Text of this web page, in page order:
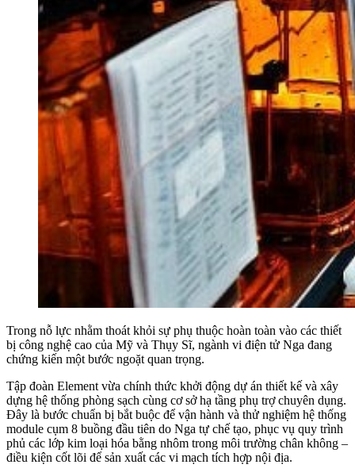
Trong nỗ lực nhằm thoát khỏi sự phụ thuộc hoàn toàn vào các thiết
bị công nghệ cao của Mỹ và Thụy Sĩ, ngành vi điện tử Nga đang
chứng kiến một bước ngoặt quan trọng.
Tập đoàn Element vừa chính thức khởi động dự án thiết kế và xây
dựng hệ thống phòng sạch cùng cơ sở hạ tầng phụ trợ chuyên dụng.
Đây là bước chuẩn bị bắt buộc để vận hành và thử nghiệm hệ thống
module cụm 8 buồng đầu tiên do Nga tự chế tạo, phục vụ quy trình
phủ các lớp kim loại hóa bằng nhôm trong môi trường chân không –
điều kiện cốt lõi để sản xuất các vi mạch tích hợp nội địa.